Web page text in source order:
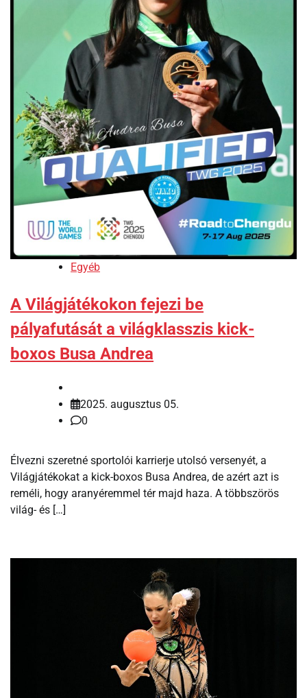
Egyéb
A Világjátékokon fejezi be
pályafutását a világklasszis kick-
boxos Busa Andrea
2025. augusztus 05.
0
Élvezni szeretné sportolói karrierje utolsó versenyét, a
Világjátékokat a kick-boxos Busa Andrea, de azért azt is
reméli, hogy aranyéremmel tér majd haza. A többszörös
világ- és […]